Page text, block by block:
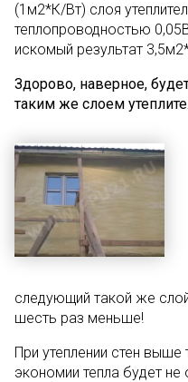
(1м2*К/Вт) слоя
теплопроводностью
искомый результат
Здорово, наверное,
таким же слоем
следующий такой же
шесть раз меньше!
При утеплении стен
экономии тепла будет